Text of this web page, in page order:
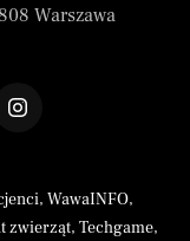
Warszawa
, WawaINFO,
zwierząt, Techgame,